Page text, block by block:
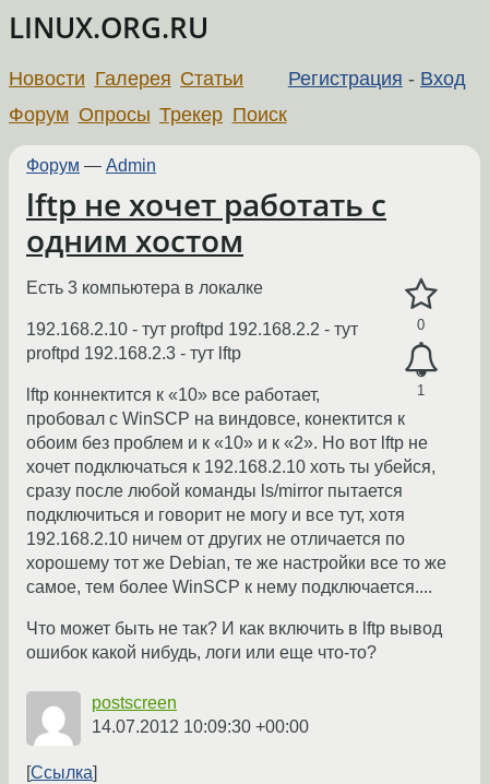
LINUX.ORG.RU
Регистрация - Вход
Новости Галерея Статьи
Форум Опросы Трекер Поиск
Форум — Admin
lftp не хочет работать с
одним хостом
0
1
Есть 3 компьютера в локалке
192.168.2.10 - тут proftpd 192.168.2.2 - тут
proftpd 192.168.2.3 - тут lftp
lftp коннектится к «10» все работает,
пробовал с WinSCP на виндовсе, конектится к
обоим без проблем и к «10» и к «2». Но вот lftp не
хочет подключаться к 192.168.2.10 хоть ты убейся,
сразу после любой команды ls/mirror пытается
подключиться и говорит не могу и все тут, хотя
192.168.2.10 ничем от других не отличается по
хорошему тот же Debian, те же настройки все то же
самое, тем более WinSCP к нему подключается....
Что может быть не так? И как включить в lftp вывод
ошибок какой нибудь, логи или еще что-то?
postscreen
14.07.2012 10:09:30 +00:00
Ссылка